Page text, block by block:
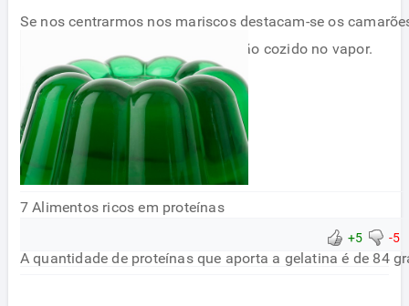
Se nos centrarmos nos mariscos destacam-se os
proteína por cada 100 g de camarão cozido no vapor.
7 Alimentos ricos em proteínas
A quantidade de proteínas que aporta a gelatina é de 84
+5 -5